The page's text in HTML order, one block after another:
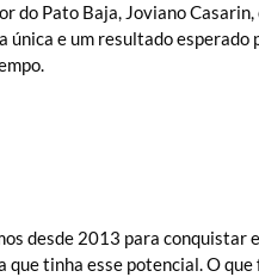
do Pato Baja, Joviano Casarin,
única e um resultado esperado
desde 2013 para conquistar
que tinha esse potencial. O